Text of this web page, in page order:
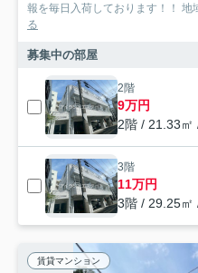
報を毎日入荷しております！！ 地
る
募集中の部屋
2階
9万円
2階 / 21.33㎡
3階
11万円
3階 / 29.25㎡
賃貸マンション